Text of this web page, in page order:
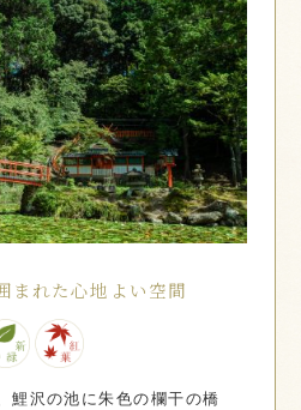
まれた心地よい空間
鯉沢の池に朱色の欄干の橋